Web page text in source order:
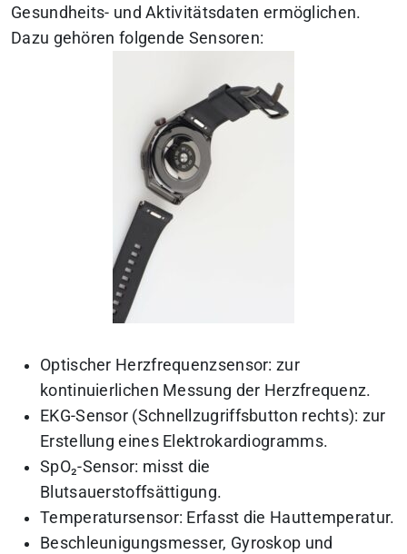
Gesundheits- und Aktivitätsdaten ermöglichen.
Dazu gehören folgende Sensoren:
Optischer Herzfrequenzsensor: zur
kontinuierlichen Messung der Herzfrequenz.
EKG-Sensor (Schnellzugriffsbutton rechts): zur
Erstellung eines Elektrokardiogramms.
SpO₂-Sensor: misst die
Blutsauerstoffsättigung.
Temperatursensor: Erfasst die Hauttemperatur.
Beschleunigungsmesser, Gyroskop und